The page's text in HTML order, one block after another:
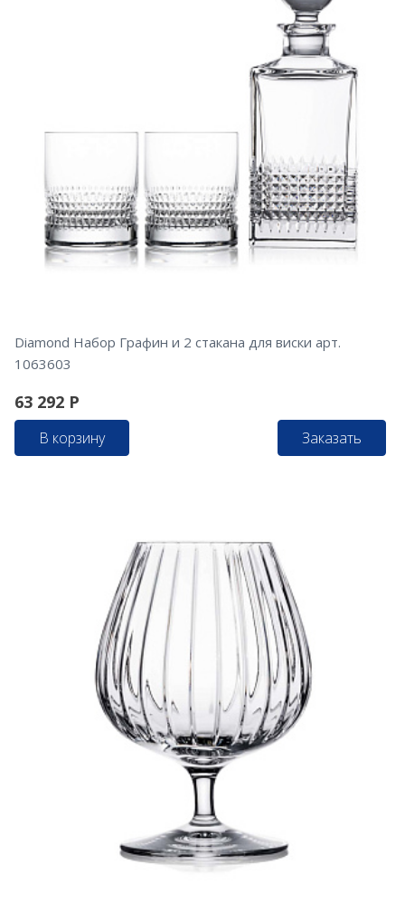
Diamond Набор Графин и 2 стакана для виски арт.
1063603
63 292 Р
В корзину Заказать